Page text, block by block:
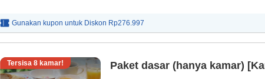
Gunakan kupon untuk Diskon Rp276.997
Tersisa 8 kamar! Paket dasar (hanya kamar)